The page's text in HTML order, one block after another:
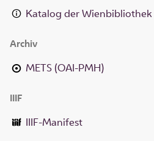
Katalog der Wienbibliothek
Archiv
METS (OAI-PMH)
IIIF
IIIF-Manifest